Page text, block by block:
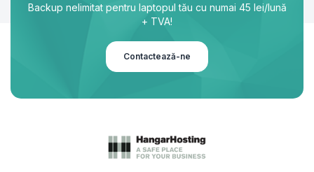
Backup nelimitat pentru laptopul tău cu numai 45 lei/lună
+ TVA!
Contactează-ne